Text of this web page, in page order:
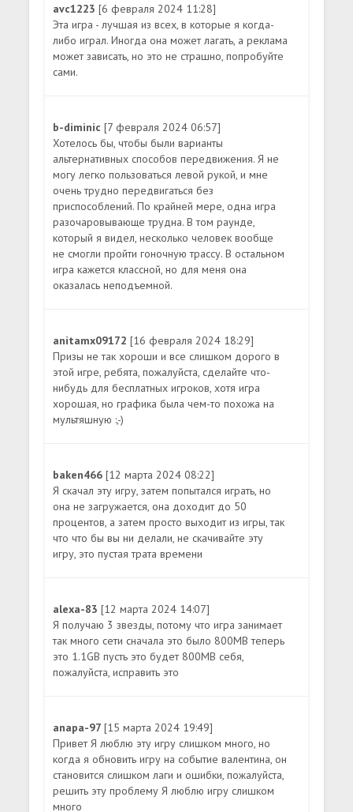
avc1223[6 февраля 2024 11:28]
Эта игра - лучшая из всех, в которые я когда-
либо играл. Иногда она может лагать, а реклама
может зависать, но это не страшно, попробуйте
сами.
b-diminic[7 февраля 2024 06:57]
Хотелось бы, чтобы были варианты
альтернативных способов передвижения. Я не
могу легко пользоваться левой рукой, и мне
очень трудно передвигаться без
приспособлений. По крайней мере, одна игра
разочаровывающе трудна. В том раунде,
который я видел, несколько человек вообще
не смогли пройти гоночную трассу. В остальном
игра кажется классной, но для меня она
оказалась неподъемной.
anitamx09172[16 февраля 2024 18:29]
Призы не так хороши и все слишком дорого в
этой игре, ребята, пожалуйста, сделайте что-
нибудь для бесплатных игроков, хотя игра
хорошая, но графика была чем-то похожа на
мультяшную :,-)
baken466[12 марта 2024 08:22]
Я скачал эту игру, затем попытался играть, но
она не загружается, она доходит до 50
процентов, а затем просто выходит из игры, так
что что бы вы ни делали, не скачивайте эту
игру, это пустая трата времени
alexa-83[12 марта 2024 14:07]
Я получаю 3 звезды, потому что игра занимает
так много сети сначала это было 800MB теперь
это 1.1GB пусть это будет 800MB себя,
пожалуйста, исправить это
anapa-97[15 марта 2024 19:49]
Привет Я люблю эту игру слишком много, но
когда я обновить игру на событие валентина, он
становится слишком лаги и ошибки, пожалуйста,
решить эту проблему Я люблю игру слишком
много